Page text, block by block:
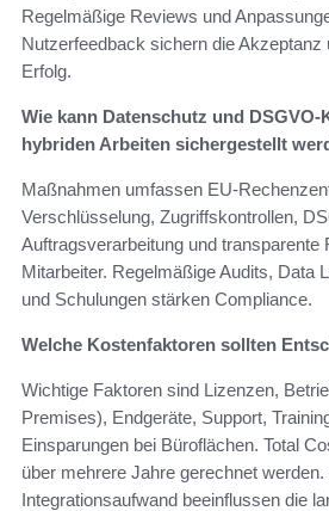
Regelmäßige Reviews und
Nutzerfeedback sichern die Akzeptanz
Erfolg.
Wie kann Datenschutz und
hybriden Arbeiten sichergestellt
Maßnahmen umfassen EU-
Verschlüsselung, Zugriffskontrollen,
Auftragsverarbeitung und transparente
Mitarbeiter. Regelmäßige Audits, Data
und Schulungen stärken Compliance.
Welche Kostenfaktoren sollten
Wichtige Faktoren sind Lizenzen,
Premises), Endgeräte, Support,
Einsparungen bei Büroflächen. Total
über mehrere Jahre gerechnet
Integrationsaufwand beeinflussen die